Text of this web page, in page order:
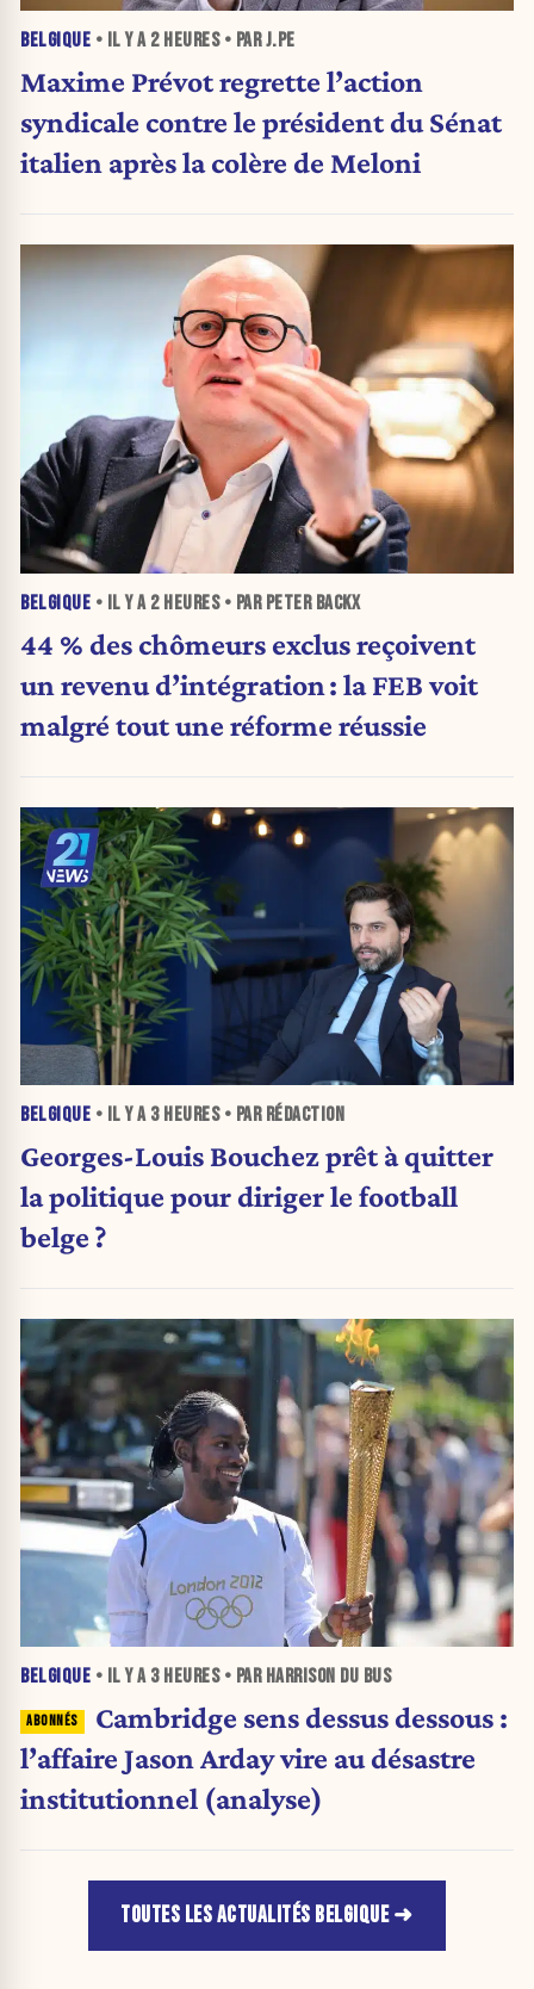
BELGIQUE • IL Y A 2 HEURES• PAR J.PE
Maxime Prévot regrette l’action
syndicale contre le président du Sénat
italien après la colère de Meloni
BELGIQUE • IL Y A 2 HEURES• PAR PETER BACKX
44 % des chômeurs exclus reçoivent
un revenu d’intégration : la FEB voit
malgré tout une réforme réussie
BELGIQUE • IL Y A 3 HEURES• PAR RÉDACTION
Georges-Louis Bouchez prêt à quitter
la politique pour diriger le football
belge ?
BELGIQUE • IL Y A 3 HEURES• PAR HARRISON DU BUS
Cambridge sens dessus dessous :
l’affaire Jason Arday vire au désastre
institutionnel (analyse)
TOUTES LES ACTUALITÉS BELGIQUE